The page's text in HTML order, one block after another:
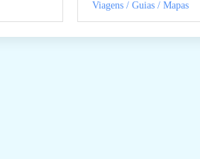
Viagens / Guias / Mapas